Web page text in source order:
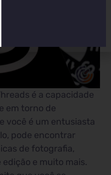
é a capacidade
em torno de
você é um entusiasta
pode encontrar
de fotografia,
e muito mais.